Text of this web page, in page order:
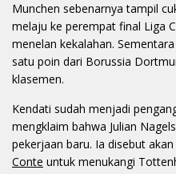
Munchen sebenarnya tampil
melaju ke perempat final Liga
menelan kekalahan.
satu poin dari Borussia
klasemen.
Kendati sudah menjadi
mengklaim bahwa Julian
pekerjaan baru. Ia disebut
Conte untuk menukangi